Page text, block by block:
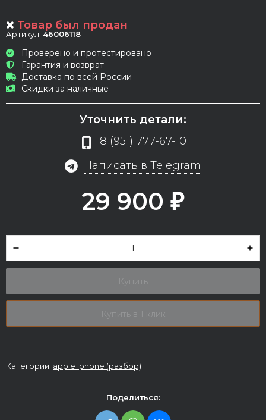
Товар был продан
Артикул: 46006118
Проверено и протестировано
Гарантия и возврат
Доставка по всей России
Скидки за наличные
Уточнить детали:
8 (951) 777-67-10
Написать в Telegram
29 900 ₽
Купить
Купить в 1 клик
Категории: apple iphone (разбор)
Поделиться: